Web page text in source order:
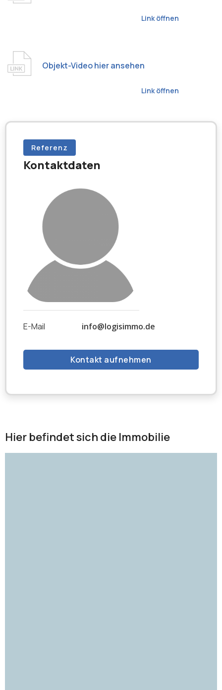
Link öffnen
Objekt-Video hier ansehen
Link öffnen
Referenz
Kontaktdaten
E-Mail info@logisimmo.de
Kontakt aufnehmen
Hier befindet sich die Immobilie